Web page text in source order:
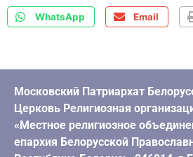
WhatsApp Email
Московский Патриархат
Церковь Религиозная
«Местное религиозное
епархия Белорусской